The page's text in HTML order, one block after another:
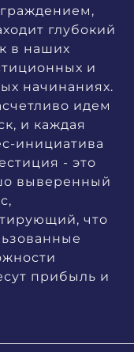
глубокий
в наших
и
начинаниях.
идем
и каждая
инициатива
- это
выверенный
что
прибыль и